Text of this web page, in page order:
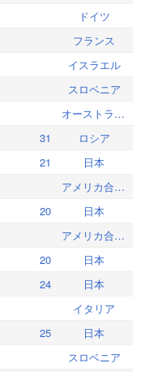
ドイツ
フランス
イスラエル
スロベニア
オーストラリア
31
ロシア
21
日本
アメリカ合衆国
20
日本
アメリカ合衆国
20
日本
24
日本
イタリア
25
日本
スロベニア